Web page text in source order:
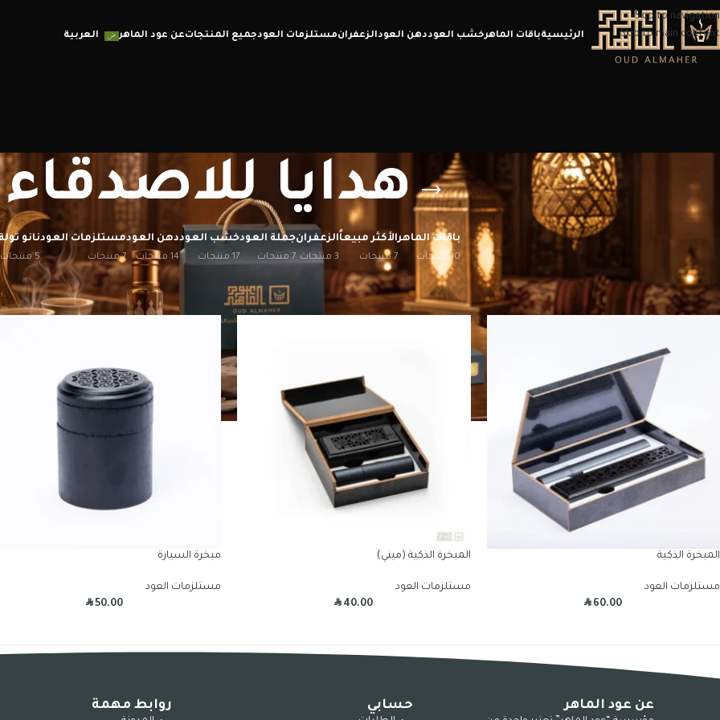
Skip to navigation
Skip to main content
الرئيسيةباقات الماهرخشب العوددهن العودالزعفرانمستلزمات العودجميع المنتجاتعن عود الماهر العربية
هدايا للاصدقاء
باقات الماهر
10 منتجات
الأكثر مبيعاً
7 منتجات
الزعفران
3 منتجات
جملة العود
7 منتجات
خشب العود
17 منتجات
دهن العود
14 منتجات
مستلزمات العود
7 منتجات
نانو
5 منتجات
الرئيسية/ منتجات تحت الوسم “هدايا للاصدقاء” إظهار 12
20
المبخرة الذكية
مستلزمات العود
R60.00
المبخرة الذكية (ميني)
مستلزمات العود
R40.00
مبخرة السيارة
مستلزمات العود
R50.00
عن عود الماهر حسابي روابط مهمة